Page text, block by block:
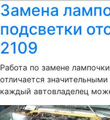
Замена
подсветки
2109
Работа по замене
отличается
каждый автовладелец